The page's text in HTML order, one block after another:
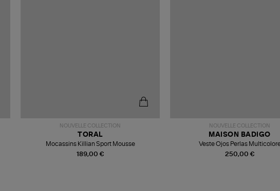
NOUVELLE COLLECTION
189,00 €
TORAL
Mocassins Killian Sport Mousse
NOUVELLE COLLECTION
250,00 €
MAISON BADIGO
Veste Ojos Perlas